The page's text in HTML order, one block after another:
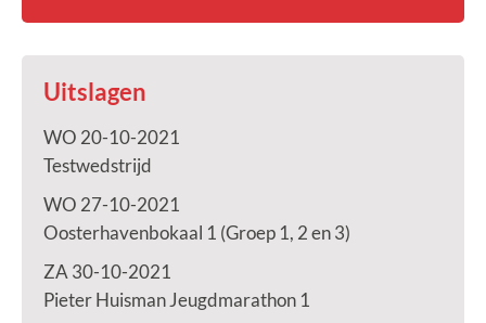
Uitslagen
WO 20-10-2021
Testwedstrijd
WO 27-10-2021
Oosterhavenbokaal 1 (Groep 1, 2 en 3)
ZA 30-10-2021
Pieter Huisman Jeugdmarathon 1